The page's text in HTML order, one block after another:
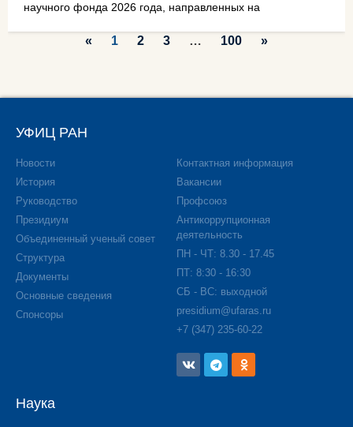
научного фонда 2026 года, направленных на
« 1 2 3 … 100 »
УФИЦ РАН
Новости
История
Руководство
Президиум
Объединенный ученый совет
Структура
Документы
Основные сведения
Спонсоры
Контактная информация
Вакансии
Профсоюз
Антикоррупционная
деятельность
ПН - ЧТ: 8.30 - 17.45
ПТ: 8:30 - 16:30
СБ - ВС: выходной
presidium@ufaras.ru
+7 (347) 235-60-22
Наука